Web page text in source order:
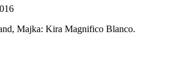
Majka: Kira Magnifico Blanco.